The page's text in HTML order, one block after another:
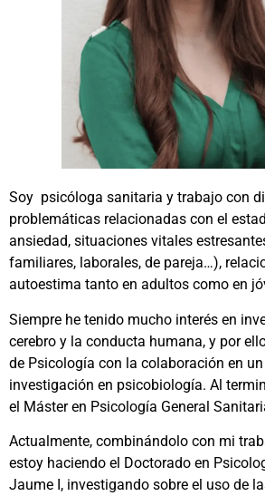
Soy psicóloga sanitaria y trabajo con
problemáticas relacionadas con el
ansiedad, situaciones vitales
familiares, laborales, de pareja…),
autoestima tanto en adultos como en
Siempre he tenido mucho interés en
cerebro y la conducta humana, y por
de Psicología con la colaboración en
investigación en psicobiología. Al
el Máster en Psicología General
Actualmente, combinándolo con mi
estoy haciendo el Doctorado en
Jaume I, investigando sobre el uso de